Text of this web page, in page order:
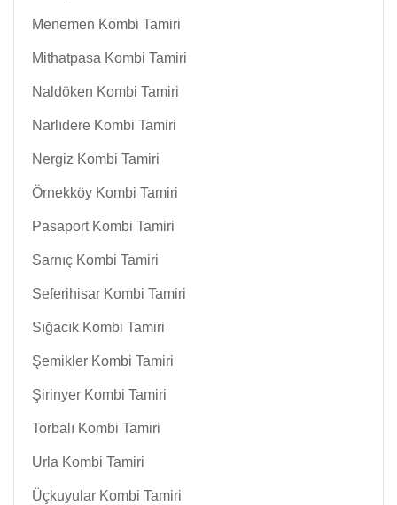
Menemen Kombi Tamiri
Mithatpasa Kombi Tamiri
Naldöken Kombi Tamiri
Narlıdere Kombi Tamiri
Nergiz Kombi Tamiri
Örnekköy Kombi Tamiri
Pasaport Kombi Tamiri
Sarnıç Kombi Tamiri
Seferihisar Kombi Tamiri
Sığacık Kombi Tamiri
Şemikler Kombi Tamiri
Şirinyer Kombi Tamiri
Torbalı Kombi Tamiri
Urla Kombi Tamiri
Üçkuyular Kombi Tamiri